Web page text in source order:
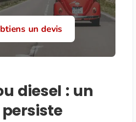
un devis
diesel : un